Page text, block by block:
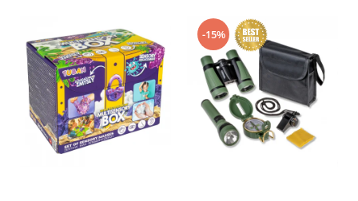
-15%